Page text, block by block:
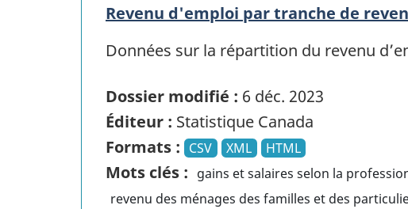
Revenu d'emploi par tranche de
Données sur la répartition du revenu
Dossier modifié : 6 déc. 2023
Éditeur : Statistique Canada
Formats : CSV XML HTML
Mots clés : gains et salaires selon la
revenu des ménages des familles et des